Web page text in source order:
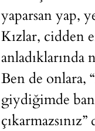
yaparsan yap,
Kızlar, cidden
Ben de onlara,
giydiğimde